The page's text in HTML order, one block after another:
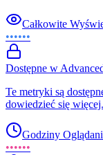
Całkowite
••••••
Dostępne w
Te metryki są
dowiedzieć się więcej.
Godziny
••••••